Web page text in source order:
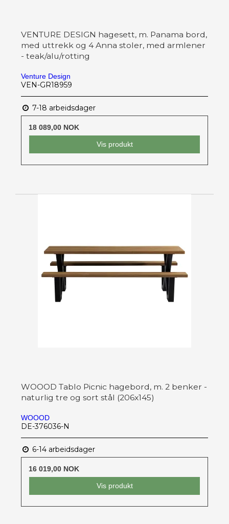
VENTURE DESIGN hagesett, m. Panama bord,
med uttrekk og 4 Anna stoler, med armlener
- teak/alu/rotting
Venture Design
VEN-GR18959
7-18 arbeidsdager
18 089,00 NOK
Vis produkt
WOOOD Tablo Picnic hagebord, m. 2 benker -
naturlig tre og sort stål (206x145)
WOOOD
DE-376036-N
6-14 arbeidsdager
16 019,00 NOK
Vis produkt